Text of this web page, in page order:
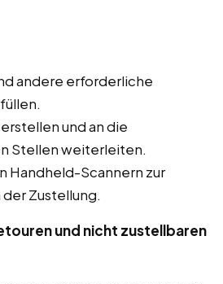
andere erforderliche
und an die
Stellen weiterleiten.
Handheld-Scannern zur
Zustellung.
und nicht zustellbaren